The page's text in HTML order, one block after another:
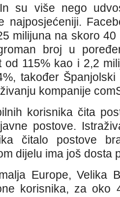
su više nego
najposjećeniji.
milijuna na skoro
broj u
od 115% kao i 2,2
također
kompanije
korisnika čita
postove.
čitalo postove
dijelu ima još dosta
Europe, Velika
korisnika, za oko